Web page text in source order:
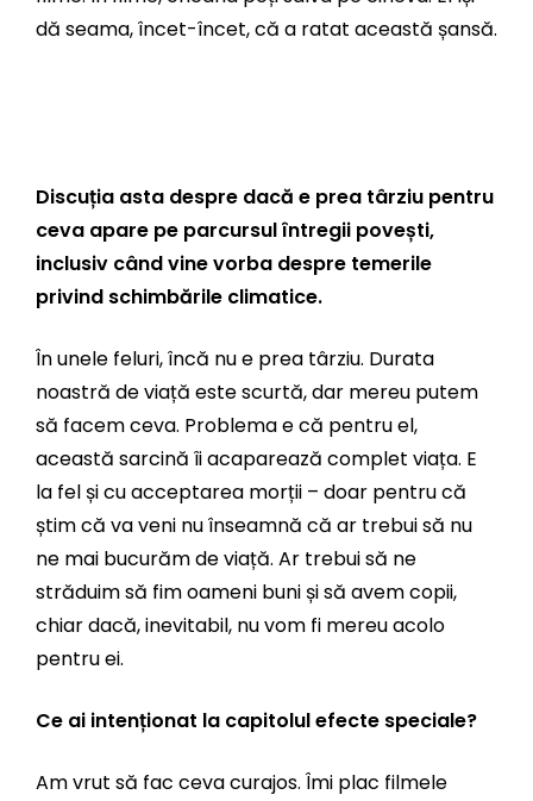
dă seama, încet-încet, că a ratat această șansă.
Discuția asta despre dacă e prea târziu pentru
ceva apare pe parcursul întregii povești,
inclusiv când vine vorba despre temerile
privind schimbările climatice.
În unele feluri, încă nu e prea târziu. Durata
noastră de viață este scurtă, dar mereu putem
să facem ceva. Problema e că pentru el,
această sarcină îi acaparează complet viața. E
la fel și cu acceptarea morții – doar pentru că
știm că va veni nu înseamnă că ar trebui să nu
ne mai bucurăm de viață. Ar trebui să ne
străduim să fim oameni buni și să avem copii,
chiar dacă, inevitabil, nu vom fi mereu acolo
pentru ei.
Ce ai intenționat la capitolul efecte speciale?
Am vrut să fac ceva curajos. Îmi plac filmele